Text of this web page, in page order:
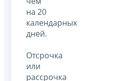
на 20
календарных
дней.
Отсрочка
или
рассрочка